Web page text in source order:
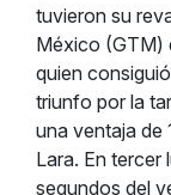
tuvieron su
México (GTM)
quien
triunfo por la
una ventaja de
Lara. En tercer
segundos del